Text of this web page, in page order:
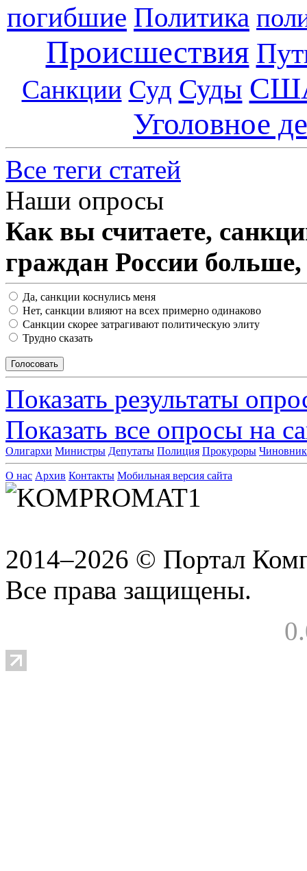
погибшие Политика
Происшествия
Санкции Суд Суды
Уголовное
Все теги статей
Наши опросы
Как вы считаете,
граждан России
Да, санкции коснулись меня
Нет, санкции влияют на всех примерно одинаково
Санкции скорее затрагивают политическую элиту
Трудно сказать
Показать результаты
Показать все опросы на
Олигархи Министры Депутаты Полиция Прокуроры
О нас Архив Контакты Мобильная версия сайта
2014–2026 © Портал
Все права защищены.